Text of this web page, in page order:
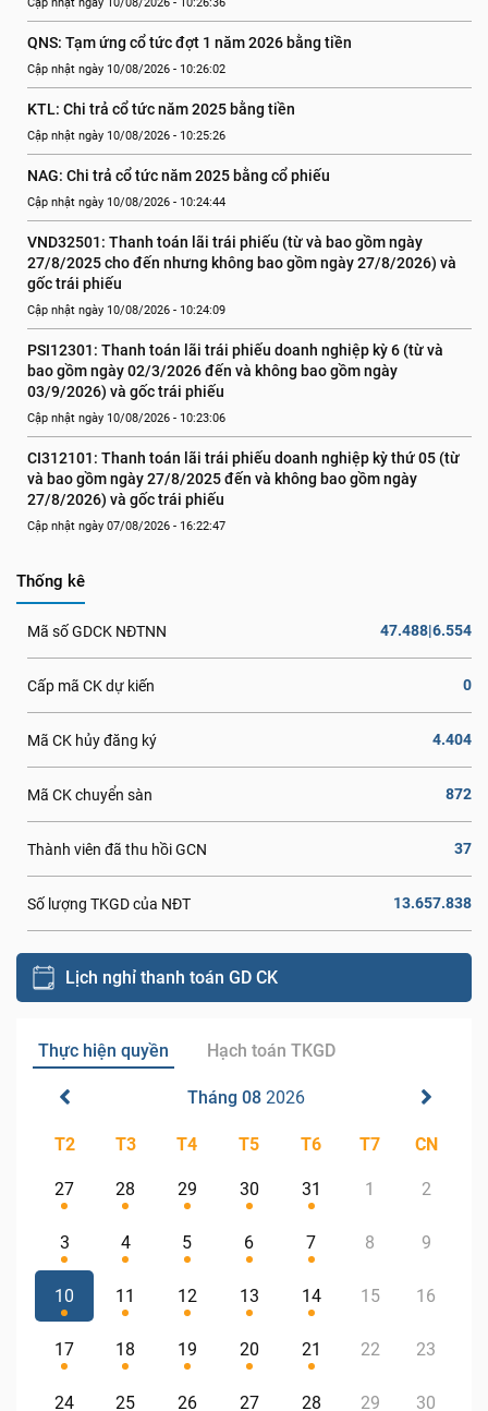
QNS: Tạm ứng cổ tức đợt 1 năm 2026 bằng tiền
Cập nhật ngày 10/08/2026 - 10:26:02
KTL: Chi trả cổ tức năm 2025 bằng tiền
Cập nhật ngày 10/08/2026 - 10:25:26
NAG: Chi trả cổ tức năm 2025 bằng cổ phiếu
Cập nhật ngày 10/08/2026 - 10:24:44
VND32501: Thanh toán lãi trái phiếu (từ và bao gồm ngày
27/8/2025 cho đến nhưng không bao gồm ngày 27/8/2026) và
gốc trái phiếu
Cập nhật ngày 10/08/2026 - 10:24:09
PSI12301: Thanh toán lãi trái phiếu doanh nghiệp kỳ 6 (từ và
bao gồm ngày 02/3/2026 đến và không bao gồm ngày
03/9/2026) và gốc trái phiếu
Cập nhật ngày 10/08/2026 - 10:23:06
CI312101: Thanh toán lãi trái phiếu doanh nghiệp kỳ thứ 05 (từ
và bao gồm ngày 27/8/2025 đến và không bao gồm ngày
27/8/2026) và gốc trái phiếu
Cập nhật ngày 07/08/2026 - 16:22:47
Thống kê
Mã số GDCK NĐTNN 47.488|6.554
Cấp mã CK dự kiến 0
Mã CK hủy đăng ký 4.404
Mã CK chuyển sàn 872
Thành viên đã thu hồi GCN 37
Số lượng TKGD của NĐT 13.657.838
Lịch nghỉ thanh toán GD CK
Thực hiện quyền Hạch toán TKGD
Tháng 08 2026
T2 T3 T4 T5 T6 T7 CN
27 28 29 30 31 1 2
3 4 5 6 7 8 9
10 11 12 13 14 15 16
17 18 19 20 21 22 23
24 25 26 27 28 29 30